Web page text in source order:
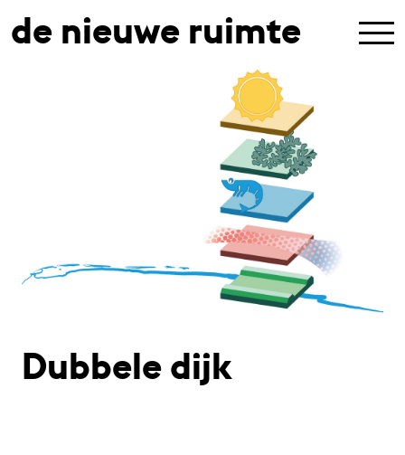
de nieuwe ruimte
Dubbele dijk